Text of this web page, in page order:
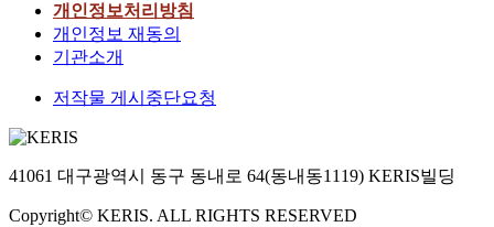
개인정보처리방침
개인정보 재동의
기관소개
저작물 게시중단요청
41061 대구광역시 동구 동내로 64(동내동1119) KERIS빌딩
Copyright© KERIS. ALL RIGHTS RESERVED